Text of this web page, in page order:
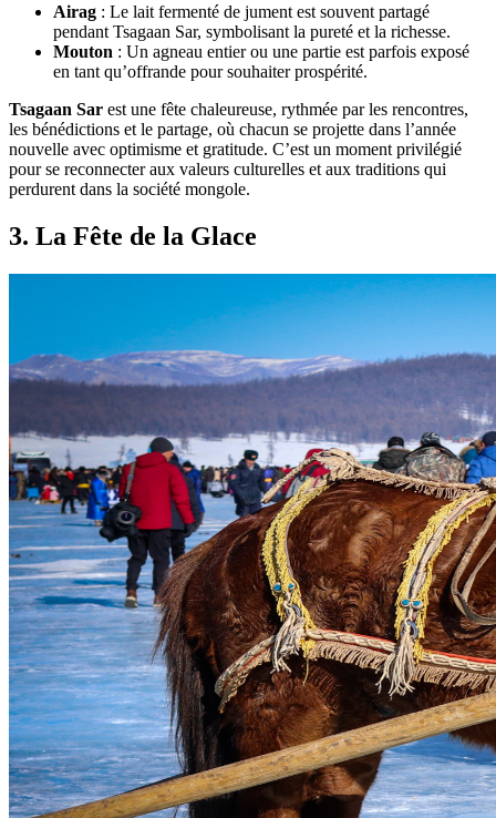
Airag : Le lait fermenté de jument est souvent partagé
pendant Tsagaan Sar, symbolisant la pureté et la richesse.
Mouton : Un agneau entier ou une partie est parfois exposé
en tant qu’offrande pour souhaiter prospérité.
Tsagaan Sar est une fête chaleureuse, rythmée par les rencontres,
les bénédictions et le partage, où chacun se projette dans l’année
nouvelle avec optimisme et gratitude. C’est un moment privilégié
pour se reconnecter aux valeurs culturelles et aux traditions qui
perdurent dans la société mongole.
3. La Fête de la Glace